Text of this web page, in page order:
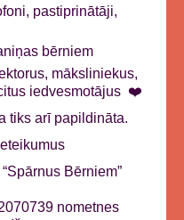
pastiprinātāji,
bērniem
māksliniekus,
iedvesmotājus ❤️
tiks arī papildināta.
Bērniem”
nometnes